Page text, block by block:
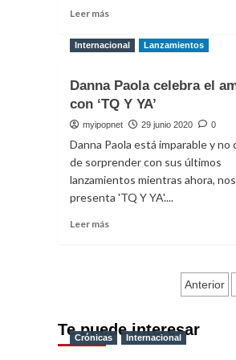
y
Leer más
sobre
estrena
‘Slow
Grenade’
a
Lauv
Internacional Lanzamientos
Danna Paola celebra el
con ‘TQ Y YA’
myipopnet 29 junio 2020 0
Danna Paola está imparable y no
de sorprender con sus últimos
lanzamientos mientras ahora, nos
presenta 'TQ Y YA'....
Leer más
amor
con
Anterior
Te puede interesar
Crónicas Internacional